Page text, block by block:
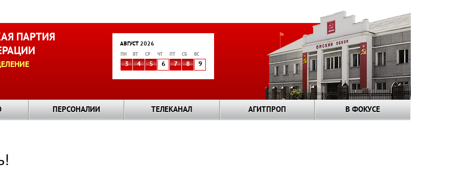
ПАРТИЯ
АВГУСТ 2026
ПН ВТ СР ЧТ СБ ВС
3 4 5 6 7 8 9
ПЕРСОНАЛИИ ТЕЛЕКАНАЛ АГИТПРОП В ФОКУСЕ